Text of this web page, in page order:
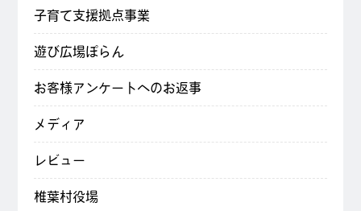
子育て支援拠点事業
遊び広場ぽらん
お客様アンケートへのお返事
メディア
レビュー
椎葉村役場